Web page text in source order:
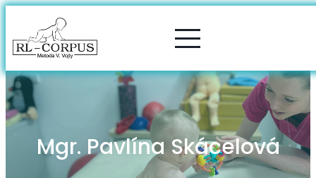
Mgr. Pavlína Skácelová